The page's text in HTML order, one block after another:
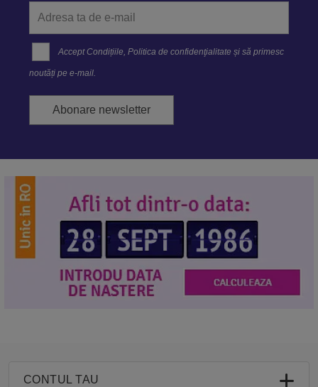
Accept Condițiile,Politica de confidenţialitate și să primesc
noutăți pe e-mail.
Abonare newsletter
CONTUL TAU